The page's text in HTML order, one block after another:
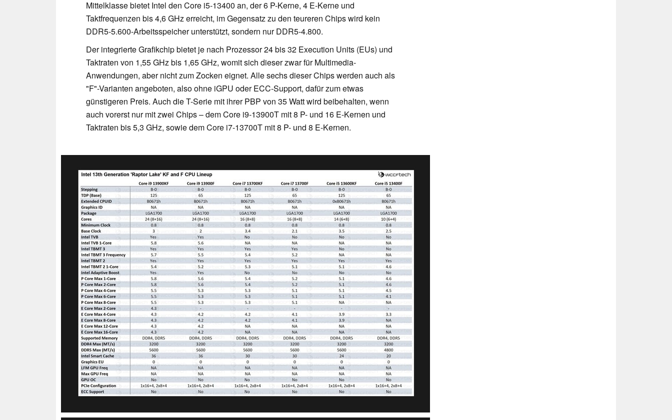
Mittelklasse bietet Intel den Core i5-13400 an, der 6 P-Kerne, 4 E-Kerne und
Taktfrequenzen bis 4,6 GHz erreicht, im Gegensatz zu den teureren Chips wird kein
DDR5-5.600-Arbeitsspeicher unterstützt, sondern nur DDR5-4.800.
Der integrierte Grafikchip bietet je nach Prozessor 24 bis 32 Execution Units (EUs) und
Taktraten von 1,55 GHz bis 1,65 GHz, womit sich dieser zwar für Multimedia-
Anwendungen, aber nicht zum Zocken eignet. Alle sechs dieser Chips werden auch als
"F"-Varianten angeboten, also ohne iGPU oder ECC-Support, dafür zum etwas
günstigeren Preis. Auch die T-Serie mit ihrer PBP von 35 Watt wird beibehalten, wenn
auch vorerst nur mit zwei Chips – dem Core i9-13900T mit 8 P- und 16 E-Kernen und
Taktraten bis 5,3 GHz, sowie dem Core i7-13700T mit 8 P- und 8 E-Kernen.